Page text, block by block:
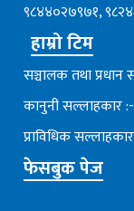
९८४४०२७९७१,
हाम्रो टिम
सञ्चालक तथा
कानुनी सल्लाहकार
प्राविधिक
फेसबुक पेज